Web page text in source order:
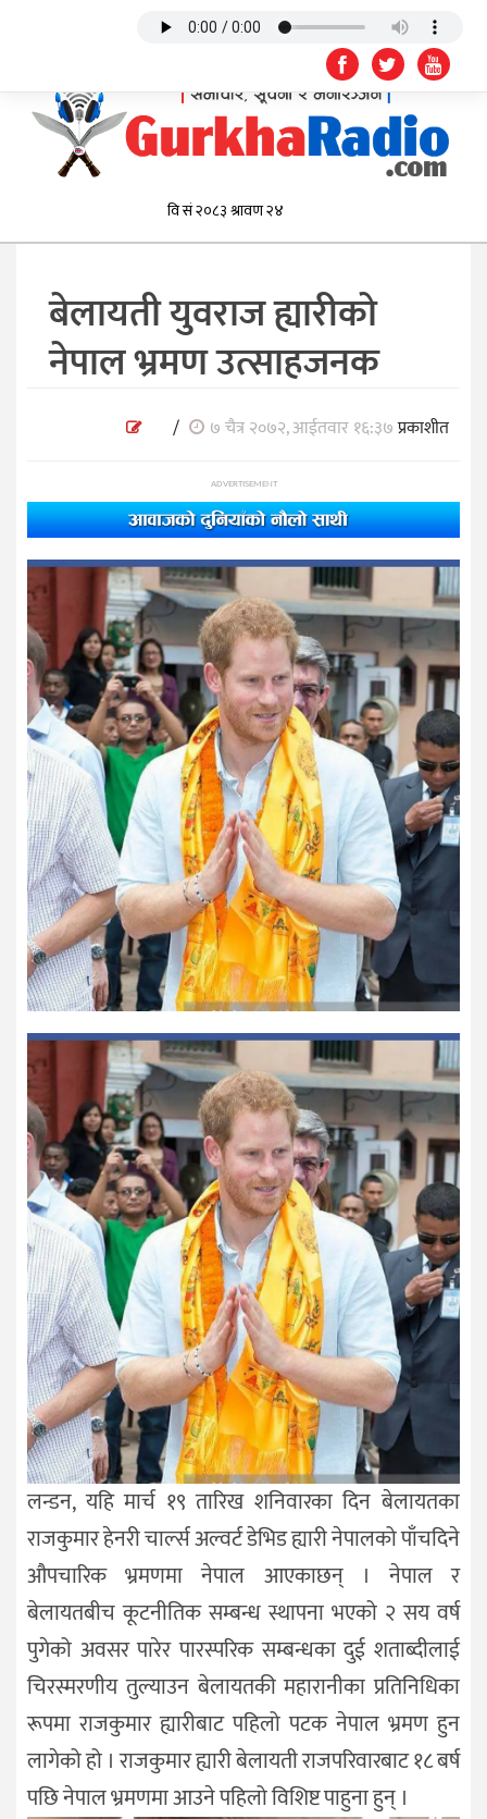
बेलायती युवराज ह्यारीको
नेपाल भ्रमण उत्साहजनक
/ ७ चैत्र २०७२, आईतवार १६:३७प्रकाशीत
ADVERTISEMENT
लन्डन, यहि मार्च १९ तारिख शनिवारका दिन बेलायतका
राजकुमार हेनरी चार्ल्स अल्वर्ट डेभिड ह्यारी नेपालको पाँचदिने
औपचारिक भ्रमणमा नेपाल आएकाछन् । नेपाल र
बेलायतबीच कूटनीतिक सम्बन्ध स्थापना भएको २ सय वर्ष
पुगेको अवसर पारेर पारस्परिक सम्बन्धका दुई शताब्दीलाई
चिरस्मरणीय तुल्याउन बेलायतकी महारानीका प्रतिनिधिका
रूपमा राजकुमार ह्यारीबाट पहिलो पटक नेपाल भ्रमण हुन
लागेको हो । राजकुमार ह्यारी बेलायती राजपरिवारबाट १८ बर्ष
पछि नेपाल भ्रमणमा आउने पहिलो विशिष्ट पाहुना हुन् ।